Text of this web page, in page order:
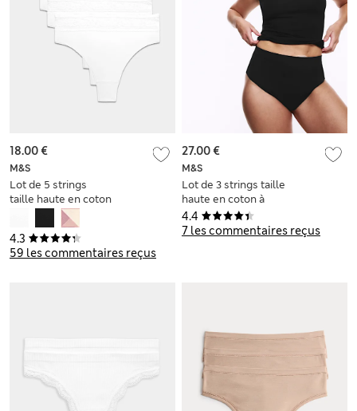
4.3
59 les commentaires reçus
M&S
Lot de 5 strings
taille haute en coton
18.00 €
4.4
7 les commentaires reçus
M&S
Lot de 3 strings taille
haute en coton à
motif Stoma
27.00 €